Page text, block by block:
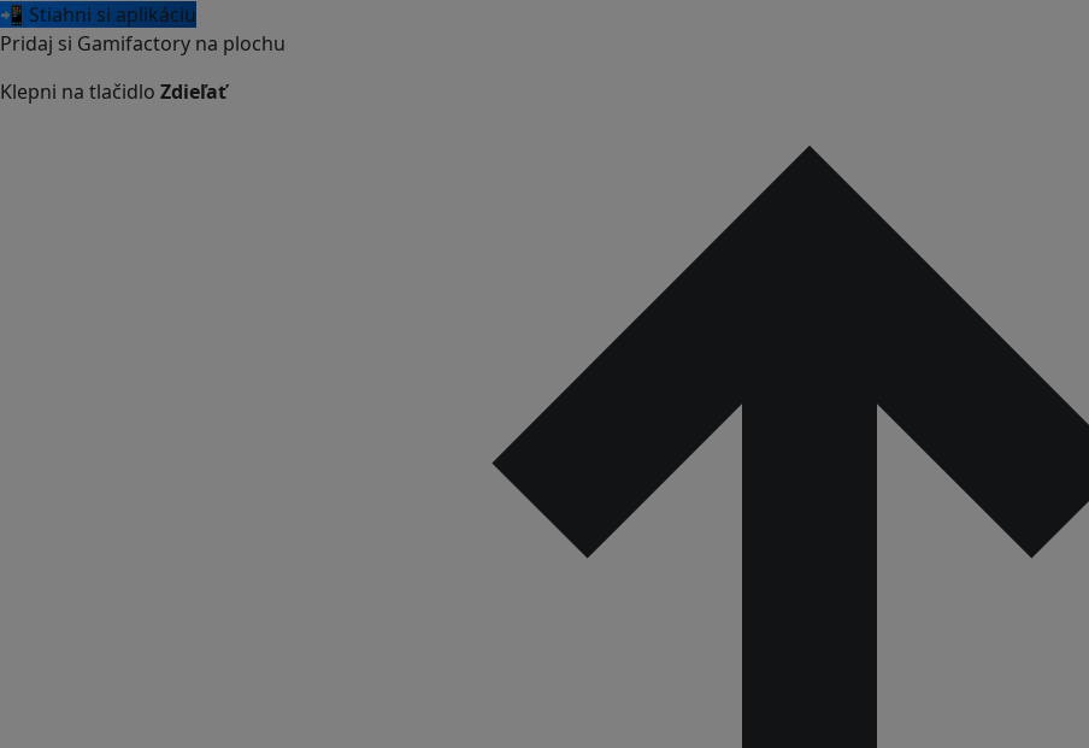
📲 Stiahni si aplikáciu
Pridaj si Gamifactory na plochu
Klepni na tlačidlo Zdieľať